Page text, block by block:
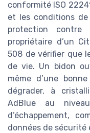
conformité ISO
et les conditions de
protection
propriétaire d’un
508 de vérifier que
de vie. Un bidon
même d’une
dégrader, à
AdBlue au
d’échappement,
données de